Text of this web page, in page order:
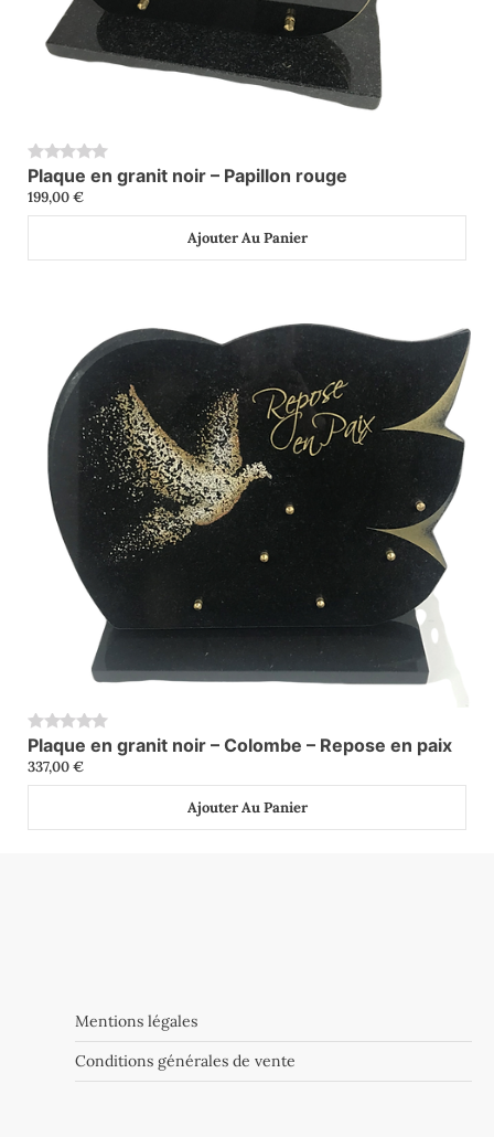
0
Plaque en granit noir – Papillon rouge
199,00€
Ajouter Au Panier
0
Plaque en granit noir – Colombe – Repose en paix
337,00€
Ajouter Au Panier
Mentions légales
Conditions générales de vente